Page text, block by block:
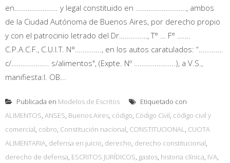
en………………….. y legal constituido en ………………………, ambos
de la Ciudad Autónoma de Buenos Aires, por derecho propio
y con el patrocinio letrado del Dr……………, T° … F° …….
C.P.A.C.F., C.U.I.T. N°………….., en los autos caratulados: “………….
c/……………….. s/alimentos", (Expte. Nº ………………….), a V.S.,
manifiesta:I. OB...
Publicada en Modelos de Escritos
Etiquetado con
ALIMENTOS, ANSES, Buenos Aires, código, Código Civil, código civil y
comercial, cobro, Constitución nacional, CONSTITUCIONAL, CUOTA
ALIMENTARIA, defensa en juicio, derecho, derecho constitucional,
derecho de defensa, ESCRITOS JURÍDICOS, gastos, historia clínica, IVA,